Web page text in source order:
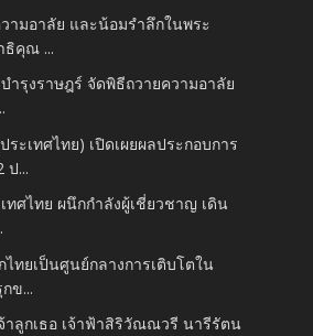
ามอาลัย และน้อมรำลึกในพระ
ธิคุณ ...
ำรุงราษฎร์ จัดพิธีถวายความอาลัย
ระเทศไทย) เปิดเผยผลประกอบการ
ป...
ทศไทย ผนึกกำลังผู้เชี่ยวชาญ เดิน
ไทยเป็นศูนย์กลางการเติบโตใน
ข...
าลูกเธอ เจ้าฟ้าสิริวัณณวรี นารีรัตน